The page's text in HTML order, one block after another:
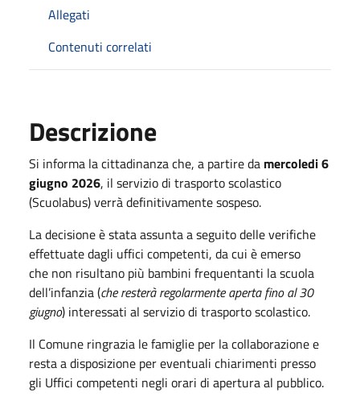
Allegati
Contenuti correlati
Descrizione
Si informa la cittadinanza che, a partire da mercoledi 6
giugno 2026, il servizio di trasporto scolastico
(Scuolabus) verrà definitivamente sospeso.
La decisione è stata assunta a seguito delle verifiche
effettuate dagli uffici competenti, da cui è emerso
che non risultano più bambini frequentanti la scuola
dell’infanzia (che resterà regolarmente aperta fino al 30
giugno) interessati al servizio di trasporto scolastico.
Il Comune ringrazia le famiglie per la collaborazione e
resta a disposizione per eventuali chiarimenti presso
gli Uffici competenti negli orari di apertura al pubblico.